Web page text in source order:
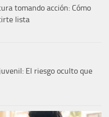
tomando acción: Cómo
lista
El riesgo oculto que